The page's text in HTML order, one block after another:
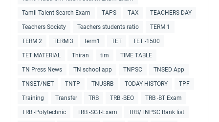
Tamil Talent Search Exam TAPS TAX TEACHERS DAY
Teachers Society Teachers students ratio TERM 1
TERM 2 TERM 3 term1 TET TET -1500
TET MATERIAL Thiran tim TIME TABLE
TN Press News TN school app TNPSC TNSED App
TNSET/NET TNTP TNUSRB TODAY HISTORY TPF
Training Transfer TRB TRB -BEO TRB -BT Exam
TRB -Polytechnic TRB -SGT-Exam TRB/TNPSC Rank list